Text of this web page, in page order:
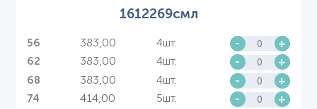
1612269смл
56 383,00 4шт. - +
62 383,00 4шт. - +
68 383,00 4шт. - +
74 414,00 5шт. - +